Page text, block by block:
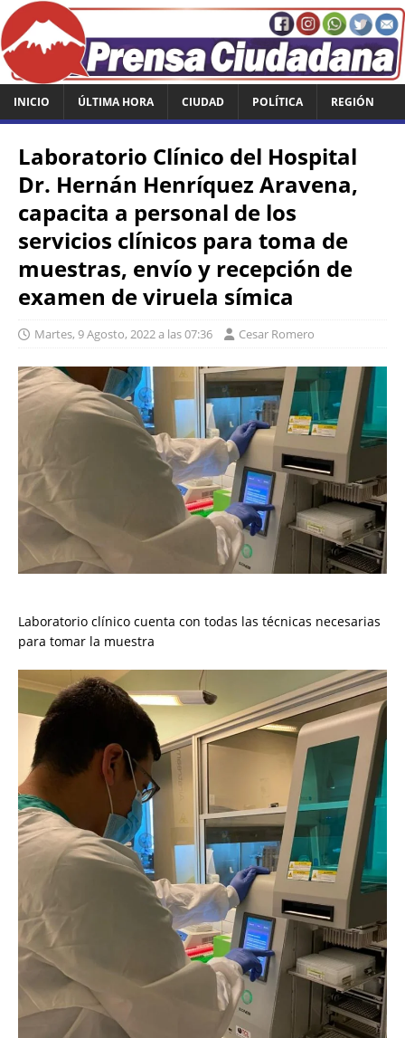
INICIO ÚLTIMA HORA CIUDAD POLÍTICA REGIÓN
Laboratorio Clínico del Hospital
Dr. Hernán Henríquez Aravena,
capacita a personal de los
servicios clínicos para toma de
muestras, envío y recepción de
examen de viruela símica
Martes, 9 Agosto, 2022 a las 07:36 Cesar Romero
Laboratorio clínico cuenta con todas las técnicas necesarias
para tomar la muestra